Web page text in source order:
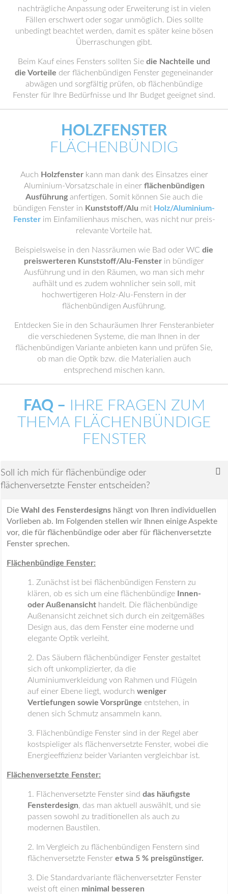
nachträgliche Anpassung oder Erweiterung ist in vielen
Fällen erschwert oder sogar unmöglich. Dies sollte
unbedingt beachtet werden, damit es später keine bösen
Überraschungen gibt.
Beim Kauf eines Fensters sollten Sie die Nachteile und
die Vorteile der flächenbündigen Fenster gegeneinander
abwägen und sorgfältig prüfen, ob flächenbündige
Fenster für Ihre Bedürfnisse und Ihr Budget geeignet sind.
HOLZFENSTER
FLÄCHENBÜNDIG
Auch Holzfensterkann man dank des Einsatzes einer
Aluminium-Vorsatzschale in einer flächenbündigen
Ausführung anfertigen. Somit können Sie auch die
bündigen Fenster in Kunststoff/Alu mit Holz/Aluminium-
Fensterim Einfamilienhaus mischen, was nicht nur preis-
relevante Vorteile hat.
Beispielsweise in den Nassräumen wie Bad oder WC die
preiswerteren Kunststoff/Alu-Fenster in bündiger
Ausführung und in den Räumen, wo man sich mehr
aufhält und es zudem wohnlicher sein soll, mit
hochwertigeren Holz-Alu-Fenstern in der
flächenbündigen Ausführung.
Entdecken Sie in den Schauräumen Ihrer Fensteranbieter
die verschiedenen Systeme, die man Ihnen in der
flächenbündigen Variante anbieten kann und prüfen Sie,
ob man die Optik bzw. die Materialien auch
entsprechend mischen kann.
FAQ – IHRE FRAGEN ZUM
THEMA FLÄCHENBÜNDIGE
FENSTER
Soll ich mich für flächenbündige oder
flächenversetzte Fenster entscheiden?
Die Wahl des Fensterdesigns hängt von Ihren individuellen
Vorlieben ab. Im Folgenden stellen wir Ihnen einige Aspekte
vor, die für flächenbündige oder aber für flächenversetzte
Fenster sprechen.
Flächenbündige Fenster:
Zunächst ist bei flächenbündigen Fenstern zu
klären, ob es sich um eine flächenbündige
Innen-
oder Außenansicht handelt. Die flächenbündige
Außenansicht zeichnet sich durch ein zeitgemäßes
Design aus, das dem Fenster eine moderne und
elegante Optik verleiht.
Das Säubern flächenbündiger Fenster gestaltet
sich oft unkomplizierter, da die
Aluminiumverkleidung von Rahmen und Flügeln
auf einer Ebene liegt, wodurch weniger
Vertiefungen sowie Vorsprünge entstehen, in
denen sich Schmutz ansammeln kann.
Flächenbündige Fenster sind in der Regel aber
kostspieliger als flächenversetzte Fenster, wobei die
Energieeffizienz beider Varianten vergleichbar ist.
Flächenversetzte Fenster:
Flächenversetzte Fenster sind das häufigste
Fensterdesign, das man aktuell auswählt, und sie
passen sowohl zu traditionellen als auch zu
modernen Baustilen.
Im Vergleich zu flächenbündigen Fenstern sind
flächenversetzte Fenster etwa 5 % preisgünstiger.
Die Standardvariante flächenversetzter Fenster
weist oft einen minimal besseren